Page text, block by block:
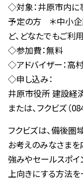
◇対象：井原市内に
予定の方 ＊中小企
ど、どなたでもご利
◇参加費：無料
◇アドバイザー：高
◇申し込み：
井原市役所 建設経
または、フクビズ（
フクビズは、備後圏
お考えのみなさま
強みやセールスポイ
上向きにする方法を